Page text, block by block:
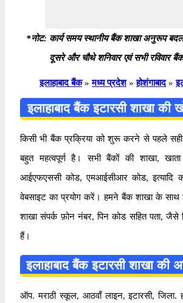
*नोट: कार्य समय स्थानीय बैंक शाखा अनुरूप
दूसरे और चौथे शनिवार एवं सभी रविवार
इलाहाबाद बैंक » मध्य प्रदेश » होशंगाबाद »
इलाहाबाद बैंक इटारसी शाखा
किसी भी बैंक प्रक्रिया को शुरू करने से पहले सही
बहुत महत्वपूर्ण है। सभी बैंकों की शाखा, खाता
आईएफएससी कोड, एमआईसीआर कोड, इत्यादि
वेबसाइट का प्रयोग करें। हमने बैंक शाखा के साथ
शाखा संपर्क फ़ोन नंबर, पिन कोड सहित पता, जैसे
हैं।
इलाहाबाद बैंक इटारसी शाखा की
ऑप. मराठी स्कूल, आठवाँ लाइन, इटारसी, जिला.